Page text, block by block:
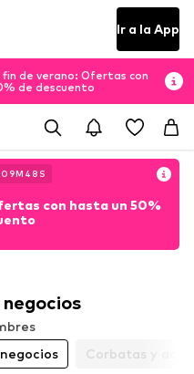
Ir a la App
fin de verano: Ofertas con
de descuento
09M 47 S
con hasta un 50%
Corbatas y